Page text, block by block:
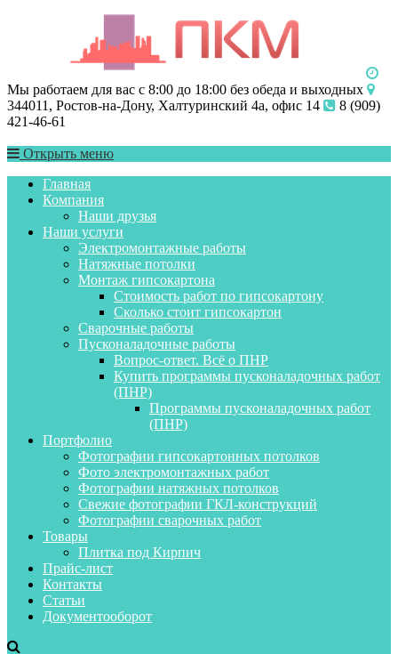
Мы работаем для вас с 8:00 до 18:00 без обеда и выходных
344011, Ростов-на-Дону, Халтуринский 4а, офис 14
8 (909)
421-46-61
Открыть меню
Главная
Компания
Наши друзья
Наши услуги
Электромонтажные работы
Натяжные потолки
Монтаж гипсокартона
Стоимость работ по гипсокартону
Сколько стоит гипсокартон
Сварочные работы
Пусконаладочные работы
Вопрос-ответ. Всё о ПНР
Купить программы пусконаладочных работ
(ПНР)
Программы пусконаладочных работ
(ПНР)
Портфолио
Фотографии гипсокартонных потолков
Фото электромонтажных работ
Фотографии натяжных потолков
Свежие фотографии ГКЛ-конструкций
Фотографии сварочных работ
Товары
Плитка под Кирпич
Прайс-лист
Контакты
Статьи
Документооборот